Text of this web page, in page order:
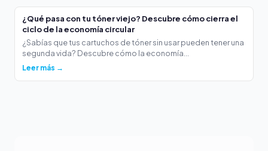
¿Qué pasa con tu tóner viejo? Descubre cómo cierra el
ciclo de la economía circular
¿Sabías que tus cartuchos de tóner sin usar pueden tener una
segunda vida? Descubre cómo la economía...
Leer más →